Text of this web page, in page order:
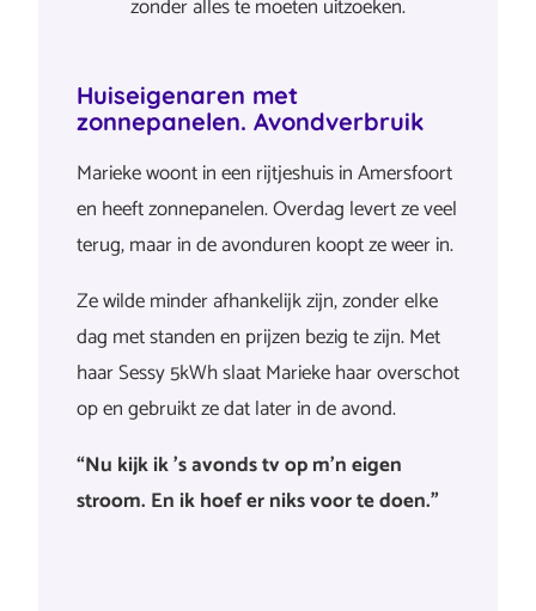
zonder alles te moeten uitzoeken.
Huiseigenaren met
zonnepanelen. Avondverbruik
Marieke woont in een rijtjeshuis in Amersfoort
en heeft zonnepanelen. Overdag levert ze veel
terug, maar in de avonduren koopt ze weer in.
Ze wilde minder afhankelijk zijn, zonder elke
dag met standen en prijzen bezig te zijn. Met
haar Sessy 5kWh slaat Marieke haar overschot
op en gebruikt ze dat later in de avond.
“Nu kijk ik ’s avonds tv op m’n eigen
stroom. En ik hoef er niks voor te doen.”